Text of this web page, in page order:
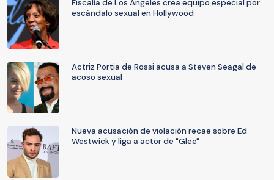
Fiscalía de Los Ángeles crea equipo especial por
escándalo sexual en Hollywood
Actriz Portia de Rossi acusa a Steven Seagal de
acoso sexual
Nueva acusación de violación recae sobre Ed
Westwick y liga a actor de "Glee"